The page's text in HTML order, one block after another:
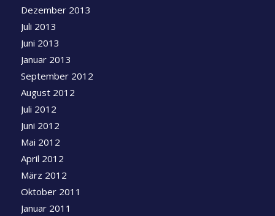
Dezember 2013
Juli 2013
Juni 2013
Januar 2013
September 2012
August 2012
Juli 2012
Juni 2012
Mai 2012
April 2012
März 2012
Oktober 2011
Januar 2011